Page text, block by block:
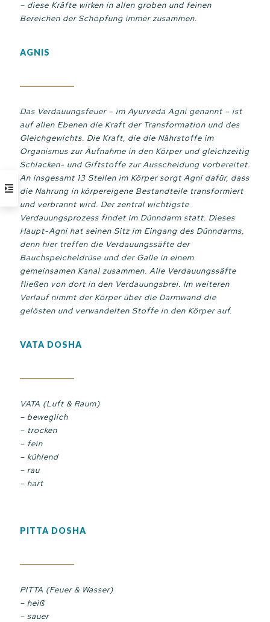
– diese Kräfte wirken in allen groben und feinen
Bereichen der Schöpfung immer zusammen.
AGNIS
Das Verdauungsfeuer – im Ayurveda Agni genannt – ist
auf allen Ebenen die Kraft der Transformation und des
Gleichgewichts. Die Kraft, die die Nährstoffe im
Organismus zur Aufnahme in den Körper und gleichzeitig
Schlacken- und Giftstoffe zur Ausscheidung vorbereitet.
An insgesamt 13 Stellen im Körper sorgt Agni dafür, dass
die Nahrung in körpereigene Bestandteile transformiert
und verbrannt wird. Der zentral wichtigste
Verdauungsprozess findet im Dünndarm statt. Dieses
Haupt-Agni hat seinen Sitz im Eingang des Dünndarms,
denn hier treffen die Verdauungssäfte der
Bauchspeicheldrüse und der Galle in einem
gemeinsamen Kanal zusammen. Alle Verdauungssäfte
fließen von dort in den Verdauungsbrei. Im weiteren
Verlauf nimmt der Körper über die Darmwand die
gelösten und verwandelten Stoffe in den Körper auf.
VATA DOSHA
VATA (Luft & Raum)
– beweglich
– trocken
– fein
– kühlend
– rau
– hart
PITTA DOSHA
PITTA (Feuer & Wasser)
– heiß
– sauer